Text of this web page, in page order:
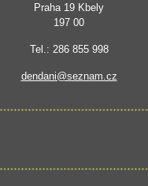
Praha 19 Kbely
197 00
Tel.: 286 855 998
dendani@seznam.cz